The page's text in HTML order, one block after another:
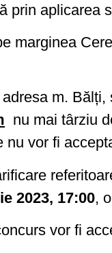
prin
marginea
m.
nu mai târziu
nu vor fi
2023, 17:00,
vor fi